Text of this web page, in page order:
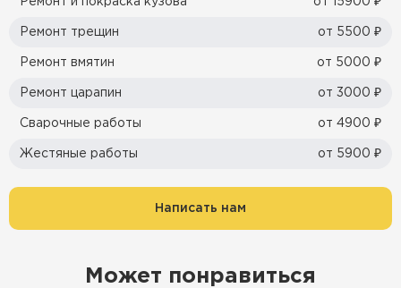
Ремонт трещин от 5500 ₽
Ремонт вмятин от 5000 ₽
Ремонт царапин от 3000 ₽
Сварочные работы от 4900 ₽
Жестяные работы от 5900 ₽
Написать нам
Может понравиться